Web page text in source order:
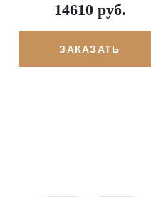
14610 руб.
ЗАКАЗАТЬ